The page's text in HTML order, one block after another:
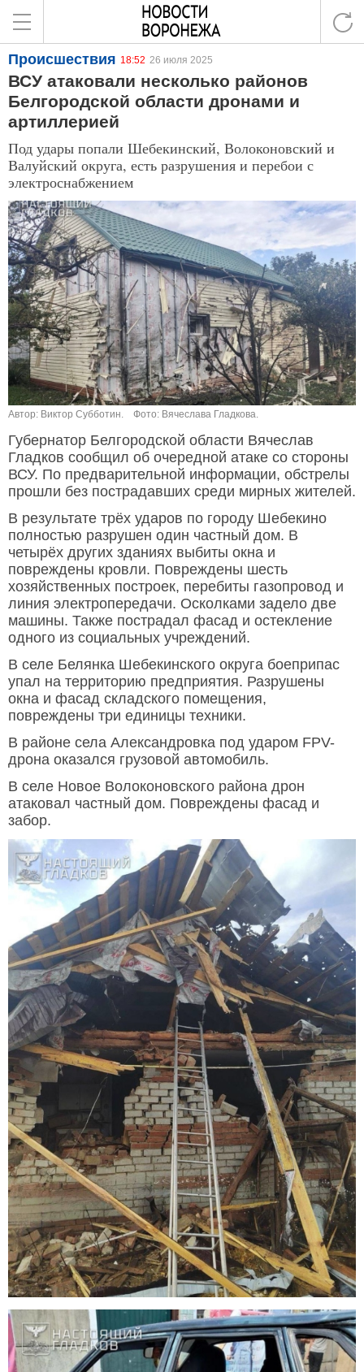
Происшествия 18:52 26 июля 2025
ВСУ атаковали несколько районов
Белгородской области дронами и
артиллерией
Под удары попали Шебекинский, Волоконовский и
Валуйский округа, есть разрушения и перебои с
электроснабжением
Автор: Виктор Субботин. Фото: Вячеслава Гладкова.
Губернатор Белгородской области Вячеслав
Гладков сообщил об очередной атаке со стороны
ВСУ. По предварительной информации, обстрелы
прошли без пострадавших среди мирных жителей.
В результате трёх ударов по городу Шебекино
полностью разрушен один частный дом. В
четырёх других зданиях выбиты окна и
повреждены кровли. Повреждены шесть
хозяйственных построек, перебиты газопровод и
линия электропередачи. Осколками задело две
машины. Также пострадал фасад и остекление
одного из социальных учреждений.
В селе Белянка Шебекинского округа боеприпас
упал на территорию предприятия. Разрушены
окна и фасад складского помещения,
повреждены три единицы техники.
В районе села Александровка под ударом FPV-
дрона оказался грузовой автомобиль.
В селе Новое Волоконовского района дрон
атаковал частный дом. Повреждены фасад и
забор.